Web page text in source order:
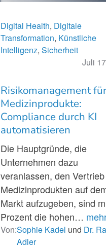
Digital Health, Digitale
Transformation, Künstliche
Intelligenz, Sicherheit
Juli
Risikomanagement für
Medizinprodukte:
Compliance durch KI
automatisieren
Die Hauptgründe, die
Unternehmen dazu
veranlassen, den
Medizinprodukten auf
Markt aufzugeben, sind
Prozent die hohen…
Von:Sophie Kadel und Dr.
Adler